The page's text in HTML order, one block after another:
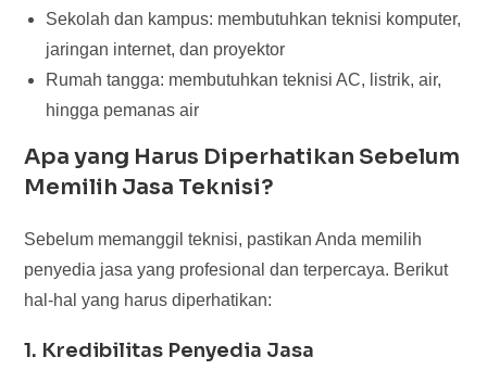
Sekolah dan kampus: membutuhkan teknisi komputer,
jaringan internet, dan proyektor
Rumah tangga: membutuhkan teknisi AC, listrik, air,
hingga pemanas air
Apa yang Harus Diperhatikan Sebelum
Memilih Jasa Teknisi?
Sebelum memanggil teknisi, pastikan Anda memilih
penyedia jasa yang profesional dan terpercaya. Berikut
hal-hal yang harus diperhatikan:
1. Kredibilitas Penyedia Jasa